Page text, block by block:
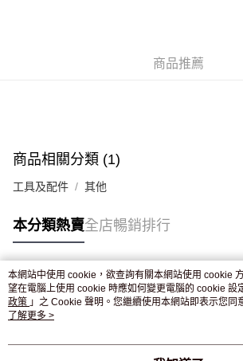
付款後門市自取，訂單確認後2-4個工作天到店
商品推薦
商品相關分類 (1)
工具及配件 其他
本分類熱賣全店暢銷排行
熱門標籤
熱銷排行
本網站中使用 cookie，欲查詢有關本網站使用 cookie
望在電腦上使用 cookie 時應如何變更電腦的 cookie 設
政策 」之 Cookie 聲明。您繼續使用本網站即表示您同
條款之 Cookie 聲明使用 cookie。
了解更多 >